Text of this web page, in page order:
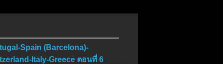
Spain (Barcelona)-
Italy-Greece ตอนที่ 6